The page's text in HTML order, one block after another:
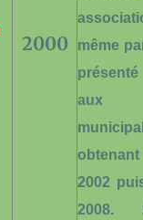
2000
même
aux
2002
2008.